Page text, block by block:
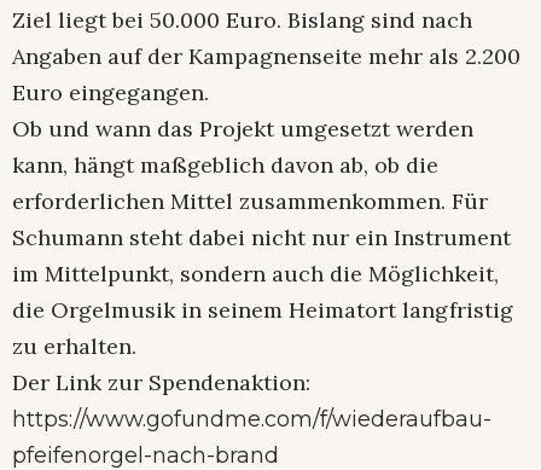
Ziel liegt bei 50.000 Euro. Bislang sind nach
Angaben auf der Kampagnenseite mehr als 2.200
Euro eingegangen.
Ob und wann das Projekt umgesetzt werden
kann, hängt maßgeblich davon ab, ob die
erforderlichen Mittel zusammenkommen. Für
Schumann steht dabei nicht nur ein Instrument
im Mittelpunkt, sondern auch die Möglichkeit,
die Orgelmusik in seinem Heimatort langfristig
zu erhalten.
Der Link zur Spendenaktion:
https://www.gofundme.com/f/wiederaufbau-
pfeifenorgel-nach-brand